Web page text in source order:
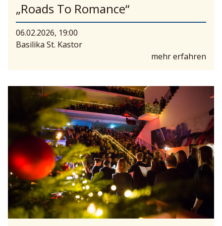
„Roads To Romance“
06.02.2026, 19:00
Basilika St. Kastor
mehr erfahren